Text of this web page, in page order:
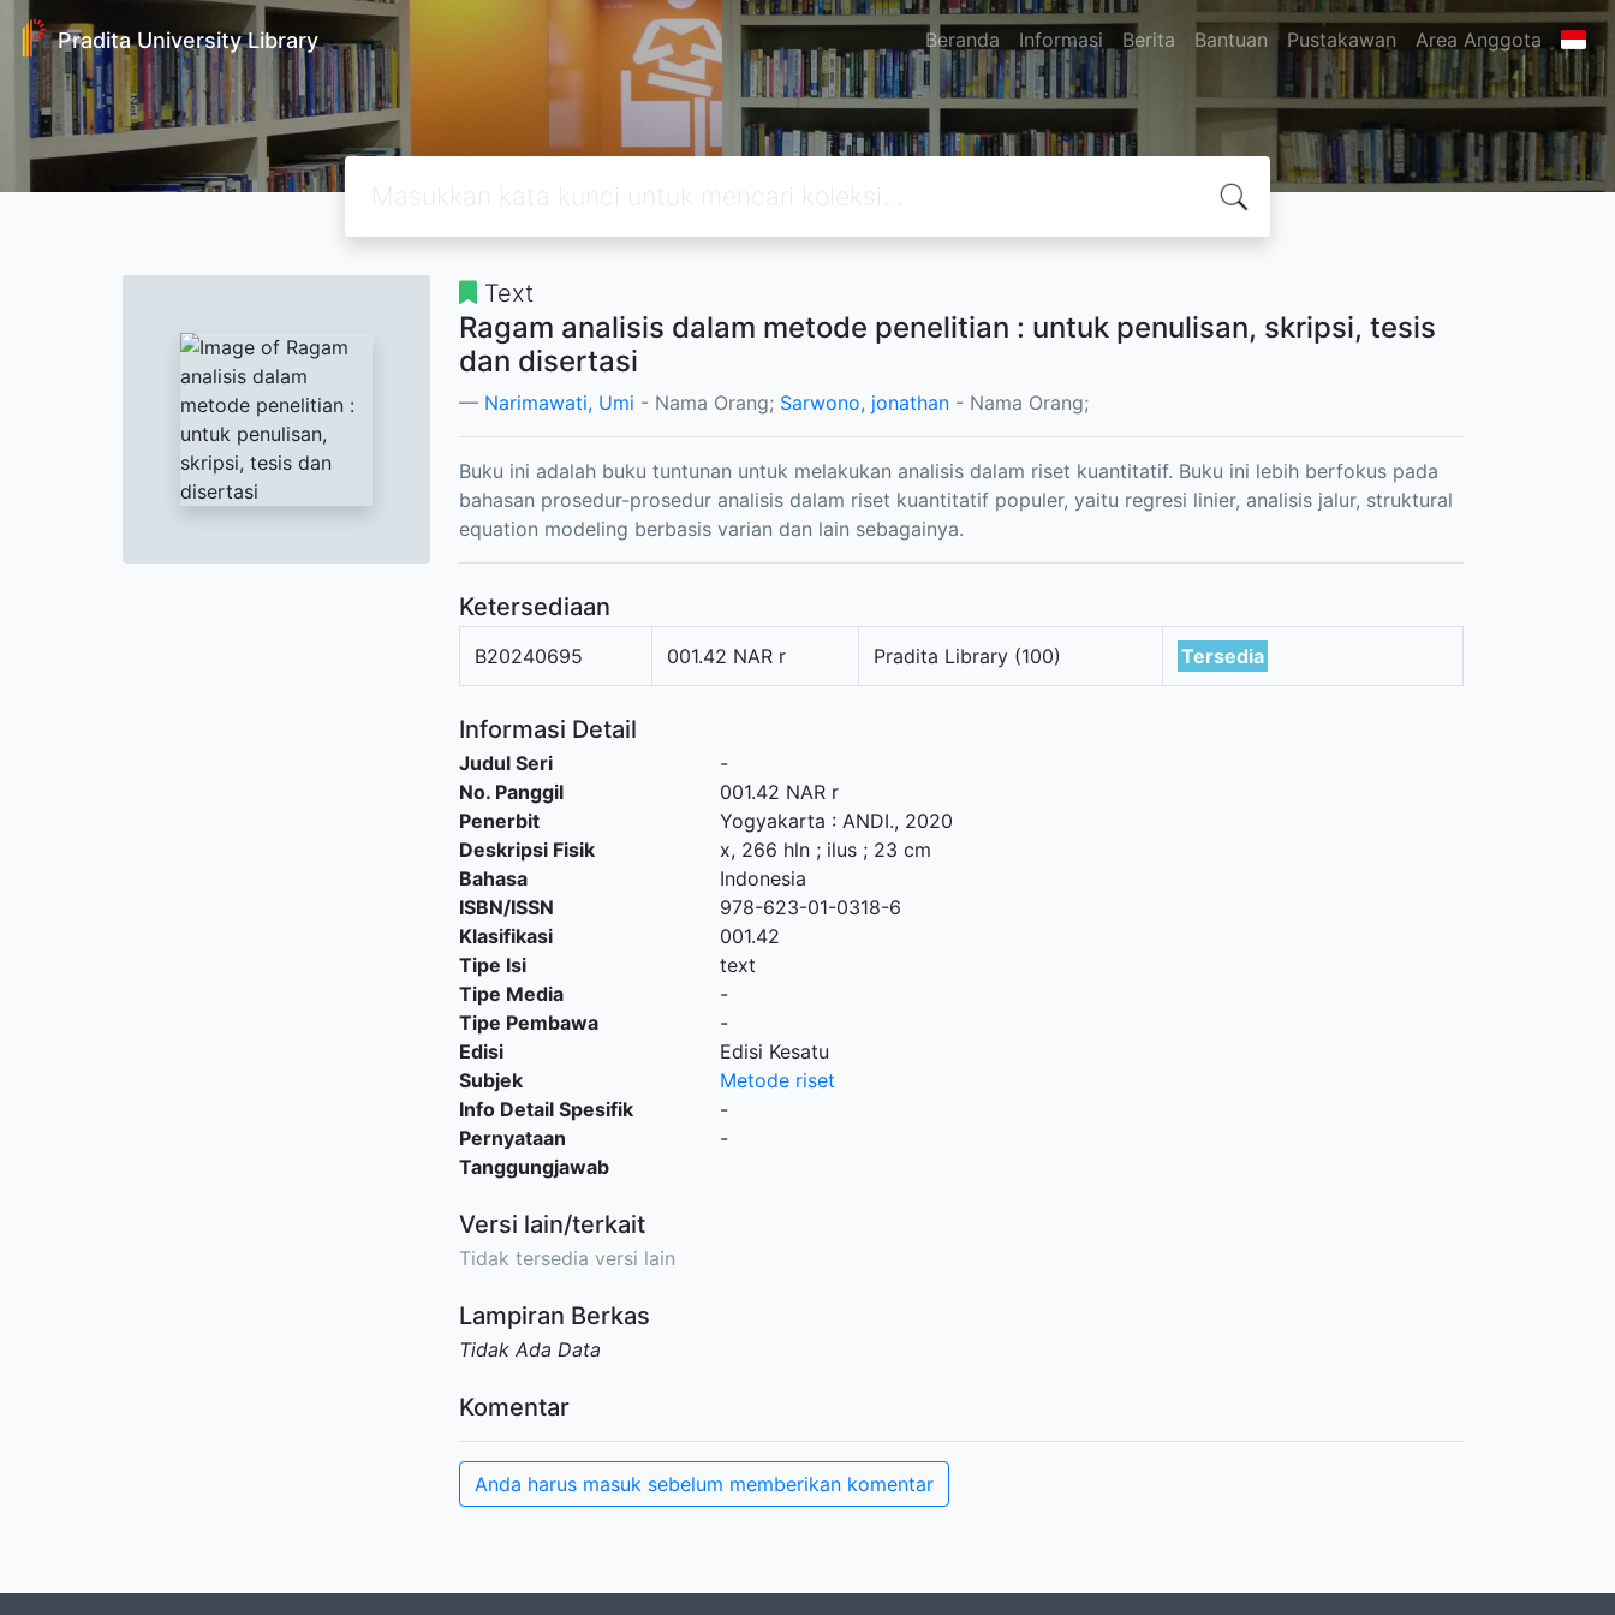
Pradita University Library Beranda Informasi Berita Bantuan Pustakawan Area Anggota
Text
Ragam analisis dalam metode penelitian : untuk penulisan, skripsi, tesis
dan disertasi
Narimawati, Umi - Nama Orang; Sarwono, jonathan - Nama Orang;
Buku ini adalah buku tuntunan untuk melakukan analisis dalam riset kuantitatif. Buku ini lebih berfokus pada
bahasan prosedur-prosedur analisis dalam riset kuantitatif populer, yaitu regresi linier, analisis jalur, struktural
equation modeling berbasis varian dan lain sebagainya.
Ketersediaan
B20240695 001.42 NAR r Pradita Library (100) Tersedia
Informasi Detail
Judul Seri
-
No. Panggil
001.42 NAR r
Penerbit
Yogyakarta : ANDI., 2020
Deskripsi Fisik
x, 266 hln ; ilus ; 23 cm
Bahasa
Indonesia
ISBN/ISSN
978-623-01-0318-6
Klasifikasi
001.42
Tipe Isi
text
Tipe Media
-
Tipe Pembawa
-
Edisi
Edisi Kesatu
Subjek
Metode riset
Info Detail Spesifik
-
Pernyataan
Tanggungjawab
-
Versi lain/terkait
Tidak tersedia versi lain
Lampiran Berkas
Tidak Ada Data
Komentar
Anda harus masuk sebelum memberikan komentar